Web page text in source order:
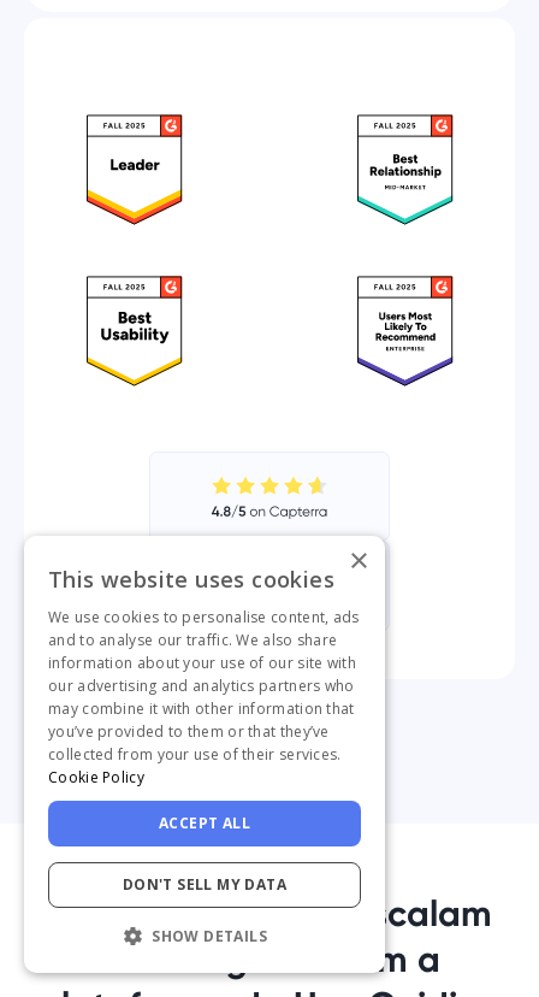
1.000+ equipes já escalam
seus negócios
com a
×
This website uses cookies
We use cookies to personalise content, ads
and to analyse our traffic. We also share
information about your use of our site with
our advertising and analytics partners who
may combine it with other information that
you’ve provided to them or that they’ve
collected from your use of their services.
Cookie Policy
ACCEPT ALL
DON'T SELL MY DATA
SHOW DETAILS